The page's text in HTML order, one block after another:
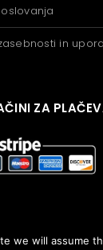
in
ZA
we will assume